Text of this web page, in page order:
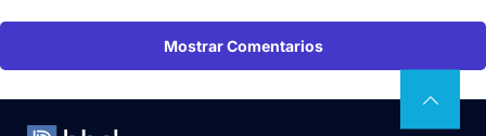
Mostrar Comentarios